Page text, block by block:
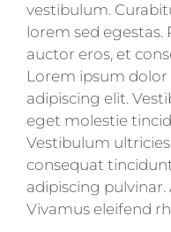
vestibulum.
lorem sed egestas.
auctor eros, et
Lorem ipsum
adipiscing elit.
eget molestie
Vestibulum
consequat
adipiscing
Vivamus eleifend